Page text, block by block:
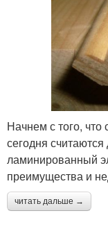
Начнем с того,
сегодня
ламинированный
преимущества и
читать дальше →